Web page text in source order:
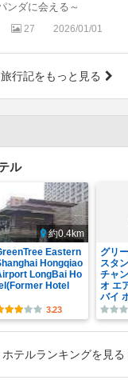
ンダに会える～
27 2026/01/01
旅行記をもっと見る
ル
約0.4km
Eastern
Hongqiao
LongBai Ho
Hotel
3.23
グリ
スタ
チャ
オ エ
バイ
テルランキングを見る